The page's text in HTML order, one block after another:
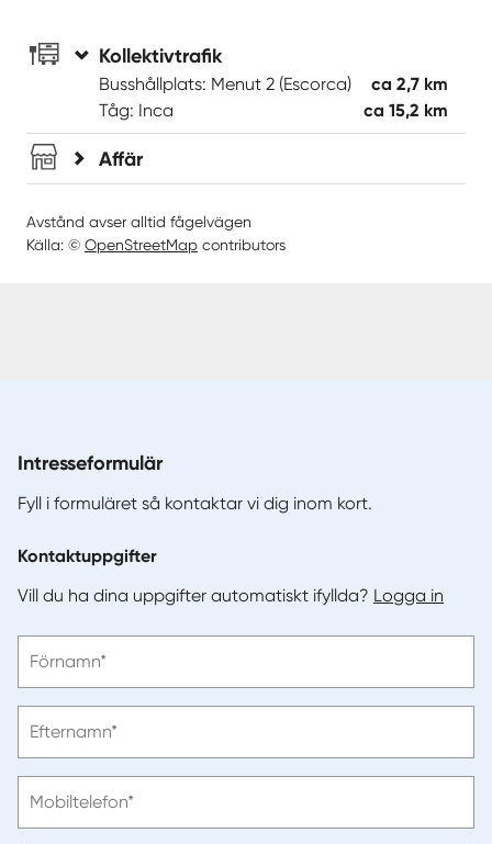
Kollektivtrafik
Busshållplats: Menut 2 (Escorca)
ca 2,7 km
Tåg: Inca
ca 15,2 km
Affär
Avstånd avser alltid fågelvägen
Källa: © OpenStreetMap contributors
Intresseformulär
Fyll i formuläret så kontaktar vi dig inom kort.
Kontaktuppgifter
Vill du ha dina uppgifter automatiskt ifyllda? Logga in
ange
Förnamn*
ange
Efternamn*
ange
Mobiltelefon*